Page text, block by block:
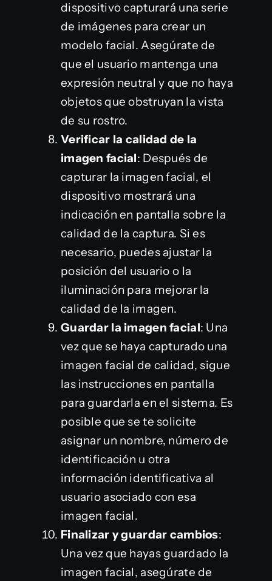
dispositivo capturará una serie
de imágenes para crear un
modelo facial. Asegúrate de
que el usuario mantenga una
expresión neutral y que no haya
objetos que obstruyan la vista
de su rostro.
Verificar la calidad de la
imagen facial: Después de
capturar la imagen facial, el
dispositivo mostrará una
indicación en pantalla sobre la
calidad de la captura. Si es
necesario, puedes ajustar la
posición del usuario o la
iluminación para mejorar la
calidad de la imagen.
Guardar la imagen facial: Una
vez que se haya capturado una
imagen facial de calidad, sigue
las instrucciones en pantalla
para guardarla en el sistema. Es
posible que se te solicite
asignar un nombre, número de
identificación u otra
información identificativa al
usuario asociado con esa
imagen facial.
Finalizar y guardar cambios:
Una vez que hayas guardado la
imagen facial, asegúrate de